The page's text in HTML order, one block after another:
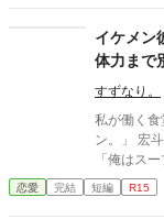
とを『チ
マスク男
車に同乗して去ってし
くない相手の正体は⁇ 作品はフィク
とは異な
イケメン
体力まで
すずなり。
私が働く食堂に
ン。」 宏斗「俺もー。」 航平「俺、から揚げつけてー。」 優弥
「俺はスープ付き。」 みんなガ
いっ。ちょっと
ると、私の仕事は終わる。
恋愛 完結 短編 R15